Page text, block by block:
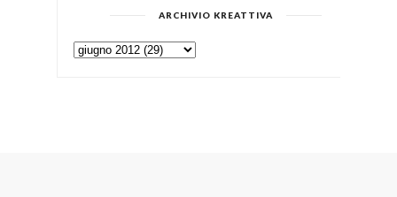
ARCHIVIO KREATTIVA